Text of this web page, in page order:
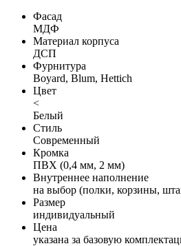
Фасад
МДФ
Материал корпуса
ДСП
Фурнитура
Boyard, Blum, Hettich
Цвет
<
Белый
Стиль
Современный
Кромка
ПВХ (0,4 мм, 2 мм)
Внутреннее наполнение
на выбор (полки, корзины,
Размер
индивидуальный
Цена
указана за базовую